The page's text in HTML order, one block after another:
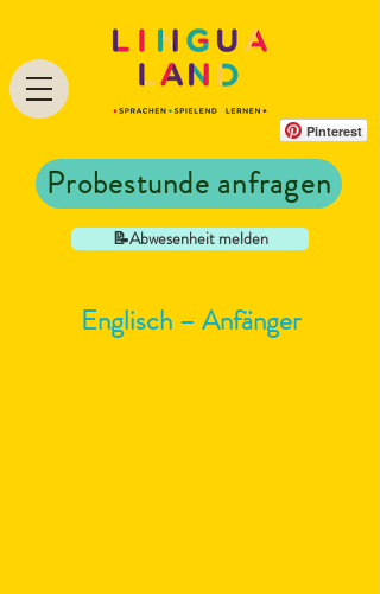
Pinterest
📝Abwesenheit melden
Probestunde anfragen
Englisch – Anfänger